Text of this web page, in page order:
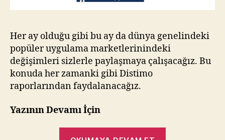
Her ay olduğu gibi bu ay da dünya genelindeki
popüler uygulama marketlerinindeki
değişimleri sizlerle paylaşmaya çalışacağız. Bu
konuda her zamanki gibi Distimo
raporlarından faydalanacağız.
Yazının Devamı İçin